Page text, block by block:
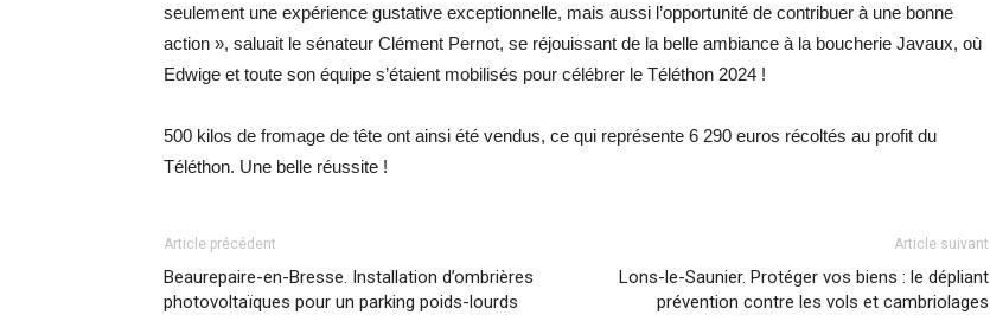
seulement une expérience gustative exceptionnelle, mais aussi l’opportunité de contribuer à une bonne
action », saluait le sénateur Clément Pernot, se réjouissant de la belle ambiance à la boucherie Javaux, où
Edwige et toute son équipe s’étaient mobilisés pour célébrer le Téléthon 2024 !
500 kilos de fromage de tête ont ainsi été vendus, ce qui représente 6 290 euros récoltés au profit du
Téléthon. Une belle réussite !
Article précédent
Beaurepaire-en-Bresse. Installation d’ombrières
photovoltaïques pour un parking poids-lourds
Article suivant
Lons-le-Saunier. Protéger vos biens : le dépliant
prévention contre les vols et cambriolages